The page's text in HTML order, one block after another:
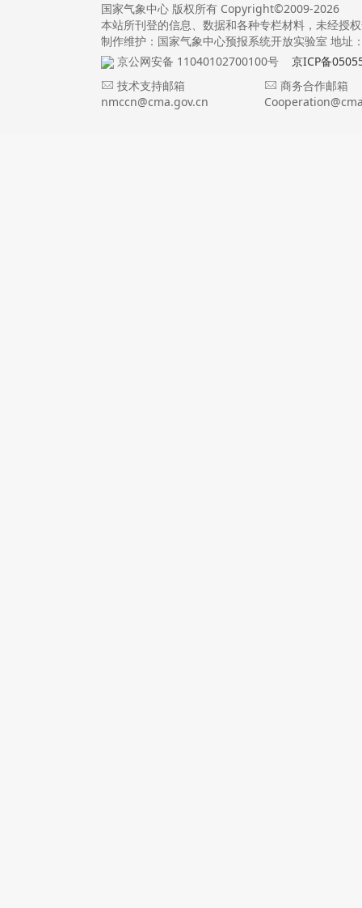
国家气象中心 版权所有 Copyright©2009-2026
本站所刊登的信息、数据和各种专栏材料，未经授
制作维护：国家气象中心预报系统开放实验室 地址
京公网安备 11040102700100号
京ICP备
技术支持邮箱
nmccn@cma.gov.cn
商务合作邮箱